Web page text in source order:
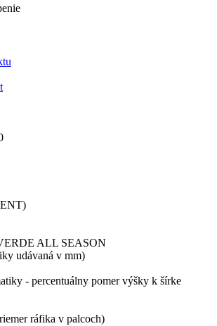
ALL SEASON
udávaná v mm)
- percentuálny pomer výšky k šírke
ráfika v palcoch)